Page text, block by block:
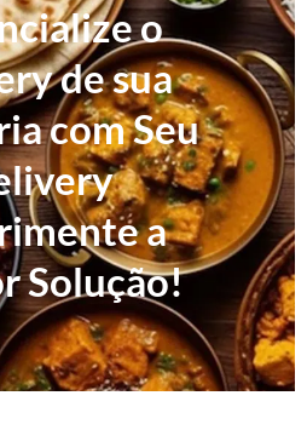
o
de sua
com Seu
a
Solução!